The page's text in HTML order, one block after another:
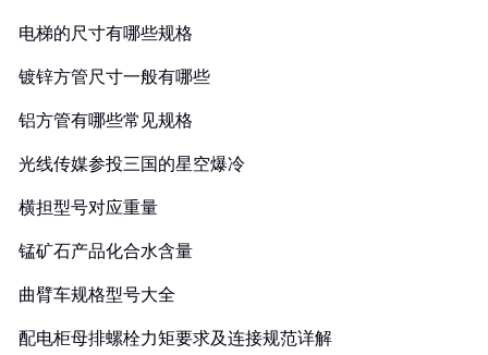
电梯的尺寸有哪些规格
镀锌方管尺寸一般有哪些
铝方管有哪些常见规格
光线传媒参投三国的星空爆冷
横担型号对应重量
锰矿石产品化合水含量
曲臂车规格型号大全
配电柜母排螺栓力矩要求及连接规范详解